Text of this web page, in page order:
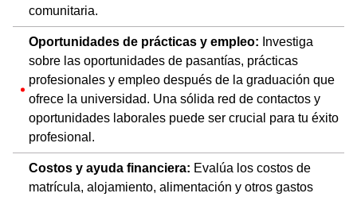
comunitaria.
Oportunidades de prácticas y empleo: Investiga
sobre las oportunidades de pasantías, prácticas
profesionales y empleo después de la graduación que
ofrece la universidad. Una sólida red de contactos y
oportunidades laborales puede ser crucial para tu éxito
profesional.
Costos y ayuda financiera: Evalúa los costos de
matrícula, alojamiento, alimentación y otros gastos